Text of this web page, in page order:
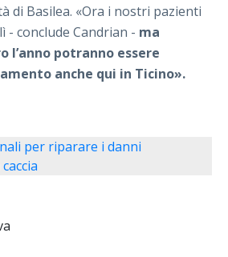
di Basilea. «Ora i nostri pazienti
conclude Candrian - ma
l’anno potranno essere
anche qui in Ticino».
per riparare i danni